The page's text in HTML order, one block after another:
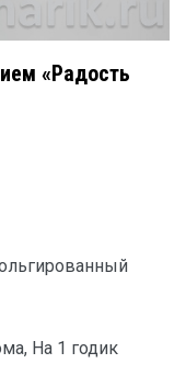
«Радость
На 1 годик